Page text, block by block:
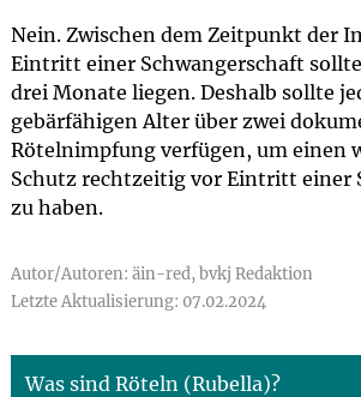
Nein. Zwischen dem Zeitpunkt der
Eintritt einer Schwangerschaft
drei Monate liegen. Deshalb sollte
gebärfähigen Alter über zwei
Rötelnimpfung verfügen, um einen
Schutz rechtzeitig vor Eintritt einer
zu haben.
Autor/Autoren: äin-red, bvkj Redaktion
Letzte Aktualisierung: 07.02.2024
Was sind Röteln (Rubella)?